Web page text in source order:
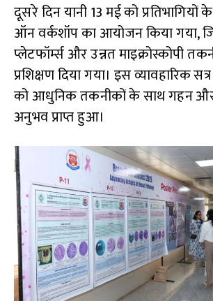
दूसरे दिन यानी 13 मई को
ऑन वर्कशॉप का आयोजन किया गया,
प्लेटफॉर्म्स और उन्नत माइक्रोस्कोपी
प्रशिक्षण दिया गया। इस व्यावहारिक
को आधुनिक तकनीकों के साथ गहन
अनुभव प्राप्त हुआ।